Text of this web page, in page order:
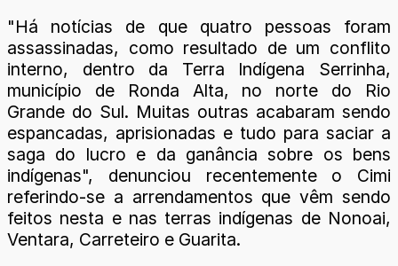
"Há notícias de que quatro pessoas foram
assassinadas, como resultado de um conflito
interno, dentro da Terra Indígena Serrinha,
município de Ronda Alta, no norte do Rio
Grande do Sul. Muitas outras acabaram sendo
espancadas, aprisionadas e tudo para saciar a
saga do lucro e da ganância sobre os bens
indígenas", denunciou recentemente o Cimi
referindo-se a arrendamentos que vêm sendo
feitos nesta e nas terras indígenas de Nonoai,
Ventara, Carreteiro e Guarita.